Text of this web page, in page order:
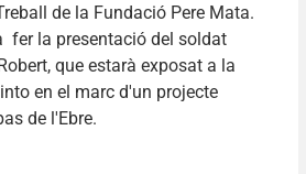
de la Fundació Pere Mata.
fer la presentació del soldat
que estarà exposat a la
en el marc d'un projecte
de l'Ebre.